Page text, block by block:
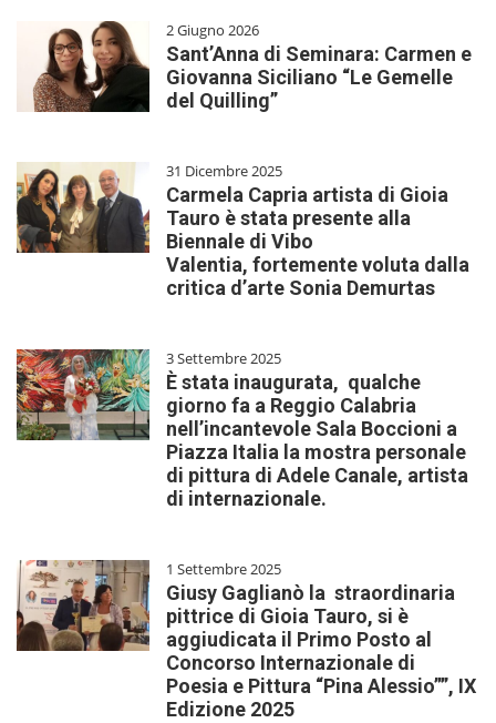
2 Giugno 2026
Sant’Anna di Seminara: Carmen e
Giovanna Siciliano “Le Gemelle
del Quilling”
31 Dicembre 2025
Carmela Capria artista di Gioia
Tauro è stata presente alla
Biennale di Vibo
Valentia, fortemente voluta dalla
critica d’arte Sonia Demurtas
3 Settembre 2025
È stata inaugurata, qualche
giorno fa a Reggio Calabria
nell’incantevole Sala Boccioni a
Piazza Italia la mostra personale
di pittura di Adele Canale, artista
di internazionale.
1 Settembre 2025
Giusy Gaglianò la straordinaria
pittrice di Gioia Tauro, si è
aggiudicata il Primo Posto al
Concorso Internazionale di
Poesia e Pittura “Pina Alessio””, IX
Edizione 2025